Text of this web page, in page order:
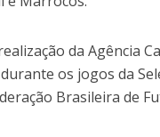
da Agência
os jogos da
Brasileira de